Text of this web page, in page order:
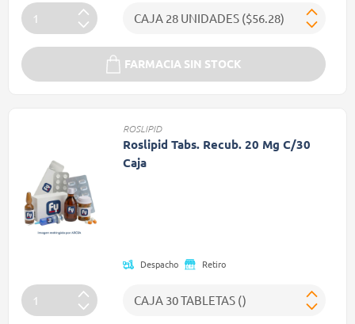
FARMACIA SIN STOCK
ROSLIPID
Roslipid Tabs. Recub. 20 Mg C/30
Caja
Despacho Retiro